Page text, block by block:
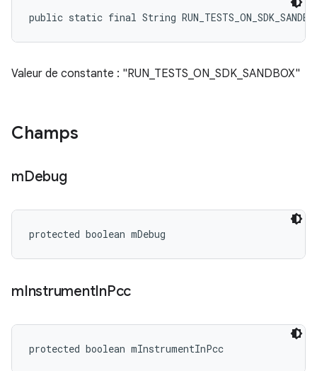
public static final String
Valeur de constante : "RUN_TESTS_ON_SDK_SANDBOX"
Champs
mDebug
protected boolean mDebug
mInstrumentInPcc
protected boolean mInstrumentInPcc